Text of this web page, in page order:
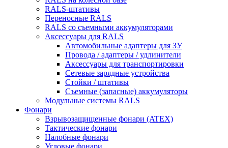
RALS-штативы
Переносные RALS
RALS со съемными аккумуляторами
Аксессуары для RALS
Автомобильные адаптеры для ЗУ
Провода / адаптеры / удлинители
Аксессуары для транспортировки
Сетевые зарядные устройства
Стойки / штативы
Съемные (запасные) аккумуляторы
Модульные системы RALS
Фонари
Взрывозащищенные фонари (ATEX)
Тактические фонари
Налобные фонари